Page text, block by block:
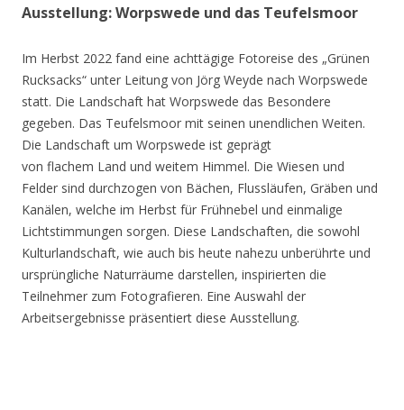
Ausstellung: Worpswede und das Teufelsmoor
Im Herbst 2022 fand eine achttägige Fotoreise des „Grünen
Rucksacks“ unter Leitung von Jörg Weyde nach Worpswede
statt. Die Landschaft hat Worpswede das Besondere
gegeben. Das Teufelsmoor mit seinen unendlichen Weiten.
Die Landschaft um Worpswede ist geprägt
von flachem Land und weitem Himmel. Die Wiesen und
Felder sind durchzogen von Bächen, Flussläufen, Gräben und
Kanälen, welche im Herbst für Frühnebel und einmalige
Lichtstimmungen sorgen. Diese Landschaften, die sowohl
Kulturlandschaft, wie auch bis heute nahezu unberührte und
ursprüngliche Naturräume darstellen, inspirierten die
Teilnehmer zum Fotografieren. Eine Auswahl der
Arbeitsergebnisse präsentiert diese Ausstellung.